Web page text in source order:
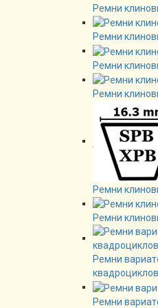
Ремни
Ремни
Ремни
Ремни
Ремни
Ремни
Ремни
квадроциклов
Ремни